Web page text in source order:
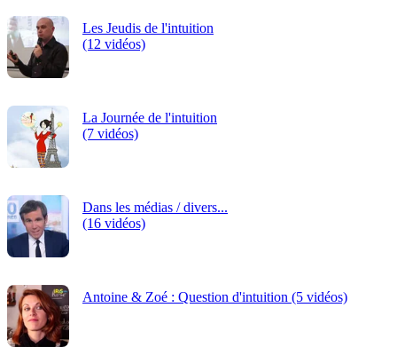
Les Jeudis de l'intuition
(12 vidéos)
La Journée de l'intuition
(7 vidéos)
Dans les médias / divers...
(16 vidéos)
Antoine & Zoé : Question d'intuition (5 vidéos)